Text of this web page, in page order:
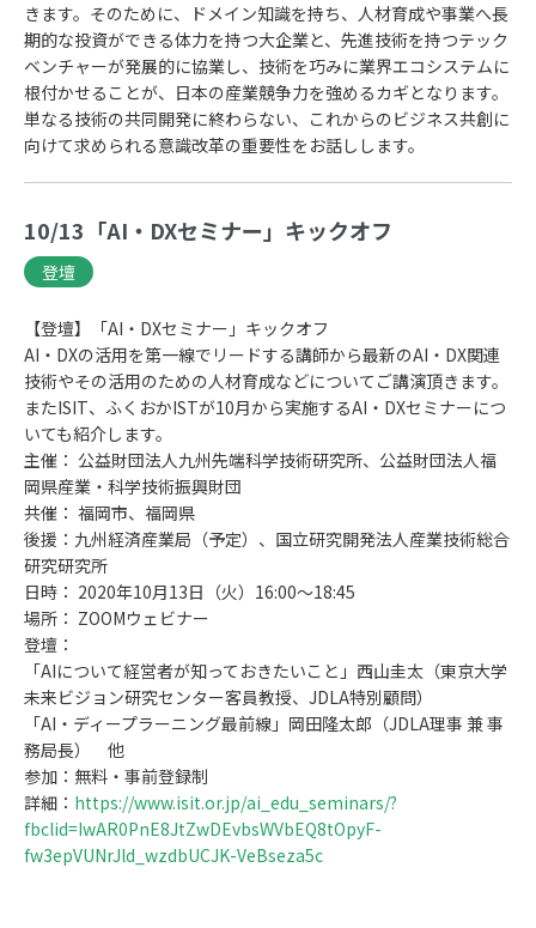
きます。そのために、ドメイン知識を持ち、人材育成や事業へ長
期的な投資ができる体力を持つ大企業と、先進技術を持つテック
ベンチャーが発展的に協業し、技術を巧みに業界エコシステムに
根付かせることが、日本の産業競争力を強めるカギとなります。
単なる技術の共同開発に終わらない、これからのビジネス共創に
向けて求められる意識改革の重要性をお話しします。
10/13「AI・DXセミナー」キックオフ
登壇
【登壇】「AI・DXセミナー」キックオフ
AI・DXの活用を第一線でリードする講師から最新のAI・DX関連
技術やその活用のための人材育成などについてご講演頂きます。
またISIT、ふくおかISTが10月から実施するAI・DXセミナーにつ
いても紹介します。
主催： 公益財団法人九州先端科学技術研究所、公益財団法人福
岡県産業・科学技術振興財団
共催： 福岡市、福岡県
後援：九州経済産業局（予定）、国立研究開発法人産業技術総合
研究研究所
日時： 2020年10月13日（火）16:00～18:45
場所： ZOOMウェビナー
登壇：
「AIについて経営者が知っておきたいこと」西山圭太（東京大学
未来ビジョン研究センター客員教授、JDLA特別顧問）
「AI・ディープラーニング最前線」岡田隆太郎（JDLA理事 兼 事
務局長） 他
参加：無料・事前登録制
詳細： https://www.isit.or.jp/ai_edu_seminars/?
fbclid=IwAR0PnE8JtZwDEvbsWVbEQ8tOpyF-
fw3epVUNrJld_wzdbUCJK-VeBseza5c